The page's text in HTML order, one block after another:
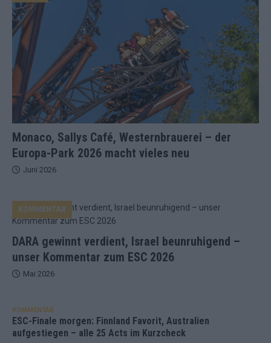
Monaco, Sallys Café, Westernbrauerei – der
Europa-Park 2026 macht vieles neu
Juni 2026
DARA gewinnt verdient, Israel beunruhigend –
unser Kommentar zum ESC 2026
KOMMENTAR
Mai 2026
KOMMENTAR
ESC-Finale morgen: Finnland Favorit, Australien
aufgestiegen – alle 25 Acts im Kurzcheck